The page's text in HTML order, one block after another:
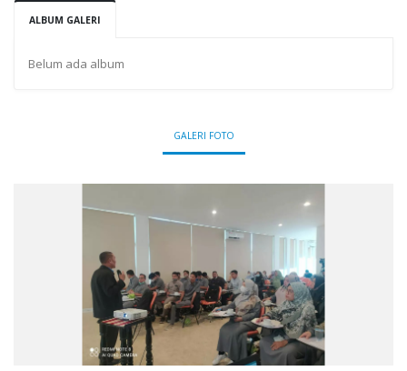
ALBUM GALERI
Belum ada album
GALERI FOTO